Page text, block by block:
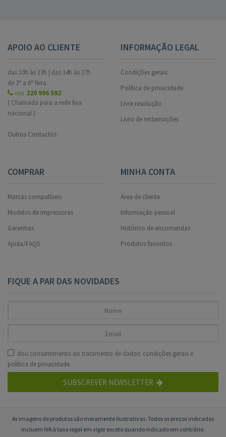
APOIO AO CLIENTE
das 10h às 13h | das 14h às 17h
de 2ª a 6ª feira.
+351 220 996 592
( Chamada para a rede fixa
nacional.)
Outros Contactos
INFORMAÇÃO LEGAL
Condições gerais
Política de privacidade
Livre resolução
Livro de reclamações
COMPRAR
Marcas compatíveis
Modelos de impressoras
Garantias
Ajuda/FAQS
MINHA CONTA
Área de cliente
Informação pessoal
Histórico de encomendas
Produtos favoritos
FIQUE A PAR DAS NOVIDADES
dou consentimento ao tratamento de dados: condições gerais e
política de privacidade.
SUBSCREVER NEWSLETTER
As imagens de produtos são meramente ilustrativas. Todos os preços indicados
incluem IVA à taxa legal em vigor exceto quando indicado em contrário.